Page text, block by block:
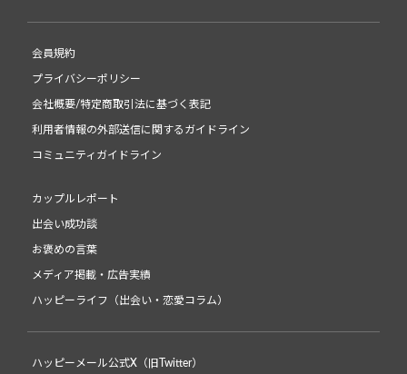
会員規約
プライバシーポリシー
会社概要/特定商取引法に基づく表記
利用者情報の外部送信に関するガイドライン
コミュニティガイドライン
カップルレポート
出会い成功談
お褒めの言葉
メディア掲載・広告実績
ハッピーライフ（出会い・恋愛コラム）
ハッピーメール公式X（旧Twitter）